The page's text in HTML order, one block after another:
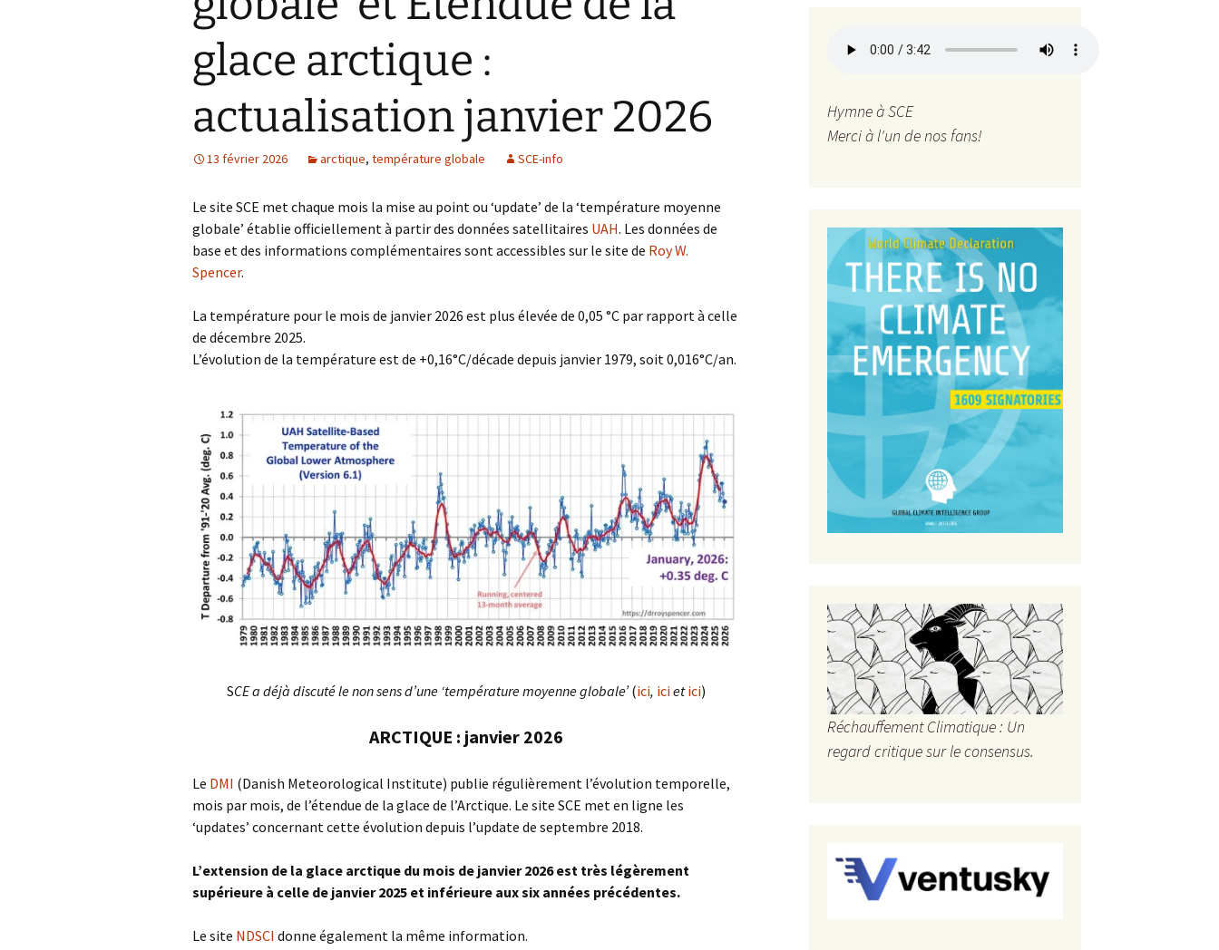
Climat et Géologie
Evénements extrêmes
Wrong results and Fake
Modèles climatiques
Climat et cycles
glace arctique :
actualisation janvier 2026
13 février 2026 arctique, température globale SCE-info
Le site SCE met chaque mois la mise au point ou ‘update’ de la ‘température moyenne
globale’ établie officiellement à partir des données satellitaires UAH. Les données de
base et des informations complémentaires sont accessibles sur le site de Roy W.
Spencer.
La température pour le mois de janvier 2026 est plus élevée de 0,05 °C par rapport à celle
de décembre 2025.
L’évolution de la température est de +0,16°C/décade depuis janvier 1979, soit 0,016°C/an.
SCE a déjà discuté le non sens d’une ‘température moyenne globale’(ici, icietici)
ARCTIQUE : janvier 2026
Le DMI (Danish Meteorological Institute) publie régulièrement l’évolution temporelle,
mois par mois, de l’étendue de la glace de l’Arctique. Le site SCE met en ligne les
‘updates’ concernant cette évolution depuis l’update de septembre 2018.
L’extension de la glace arctique du mois de janvier 2026 est très légèrement
supérieure à celle de janvier 2025 et inférieure aux six années précédentes.
Le site NDSCI donne également la même information.
Hymne à SCE
Merci à l'un de nos fans!
Réchauffement Climatique : Un
regard critique sur le consensus.